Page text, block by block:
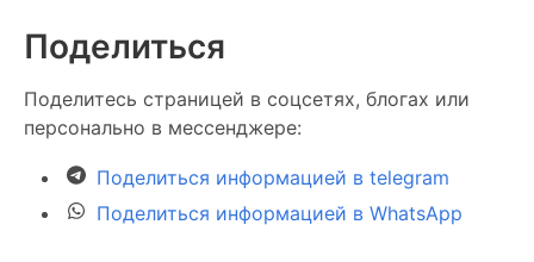
Поделиться
Поделитесь страницей в соцсетях, блогах или
персонально в мессенджере:
Поделиться информацией в telegram
Поделиться информацией в WhatsApp